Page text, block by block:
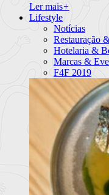
Ler mais+
Lifestyle
Notícias
Restauração
Hotelaria &
Marcas &
F4F 2019